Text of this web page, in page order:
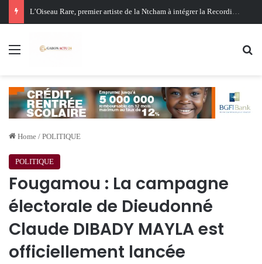
Oligui Nguema au Ghana : Libreville mise sur Accra pour renforcer sa stratégie diplomatique et économique
Menu
Home / POLITIQUE
POLITIQUE
Fougamou : La campagne
électorale de Dieudonné
Claude DIBADY MAYLA est
officiellement lancée